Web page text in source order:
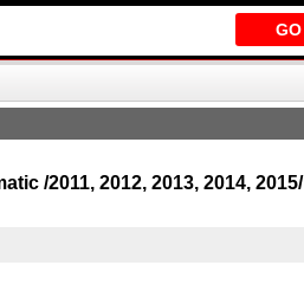
GO
/2011, 2012, 2013, 2014, 2015/